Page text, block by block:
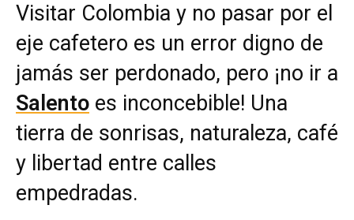
Visitar Colombia y no pasar por el
eje cafetero es un error digno de
jamás ser perdonado, pero ¡no ir a
Salento es inconcebible! Una
tierra de sonrisas, naturaleza, café
y libertad entre calles
empedradas.